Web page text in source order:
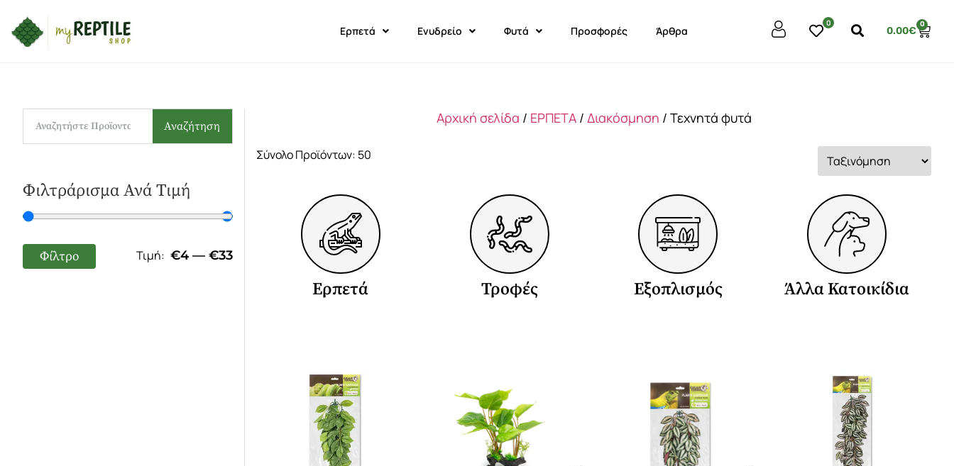
Ερπετά Ενυδρείο Φυτά Προσφορές Άρθρα
0
0.00€
0
Αναζήτηση
Φιλτράρισμα Ανά Τιμή
€4 — €33
Φίλτρο
Αρχική σελίδα / ΕΡΠΕΤΑ/ Διακόσμηση / Τεχνητά φυτά
Σύνολο Προϊόντων: 50
Ερπετά Τροφές Εξοπλισμός Άλλα Κατοικίδια